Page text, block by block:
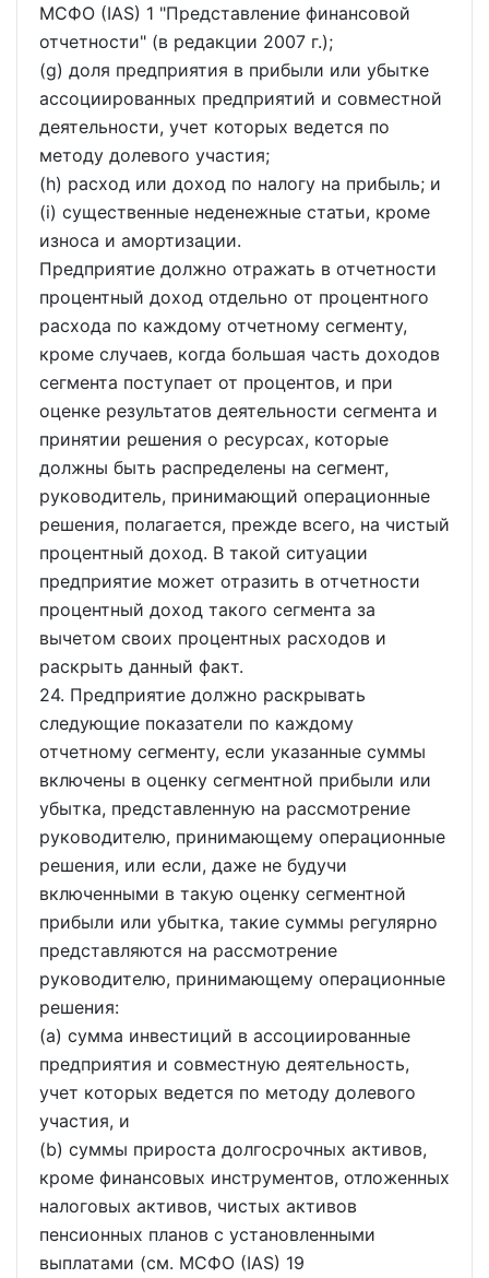
МСФО (IAS) 1 "Представление финансовой
отчетности" (в редакции 2007 г.);
(g) доля предприятия в прибыли или убытке
ассоциированных предприятий и совместной
деятельности, учет которых ведется по
методу долевого участия;
(h) расход или доход по налогу на прибыль; и
(i) существенные неденежные статьи, кроме
износа и амортизации.
Предприятие должно отражать в отчетности
процентный доход отдельно от процентного
расхода по каждому отчетному сегменту,
кроме случаев, когда большая часть доходов
сегмента поступает от процентов, и при
оценке результатов деятельности сегмента и
принятии решения о ресурсах, которые
должны быть распределены на сегмент,
руководитель, принимающий операционные
решения, полагается, прежде всего, на чистый
процентный доход. В такой ситуации
предприятие может отразить в отчетности
процентный доход такого сегмента за
вычетом своих процентных расходов и
раскрыть данный факт.
24. Предприятие должно раскрывать
следующие показатели по каждому
отчетному сегменту, если указанные суммы
включены в оценку сегментной прибыли или
убытка, представленную на рассмотрение
руководителю, принимающему операционные
решения, или если, даже не будучи
включенными в такую оценку сегментной
прибыли или убытка, такие суммы регулярно
представляются на рассмотрение
руководителю, принимающему операционные
решения:
(a) сумма инвестиций в ассоциированные
предприятия и совместную деятельность,
учет которых ведется по методу долевого
участия, и
(b) суммы прироста долгосрочных активов,
кроме финансовых инструментов, отложенных
налоговых активов, чистых активов
пенсионных планов с установленными
выплатами (см. МСФО (IAS) 19